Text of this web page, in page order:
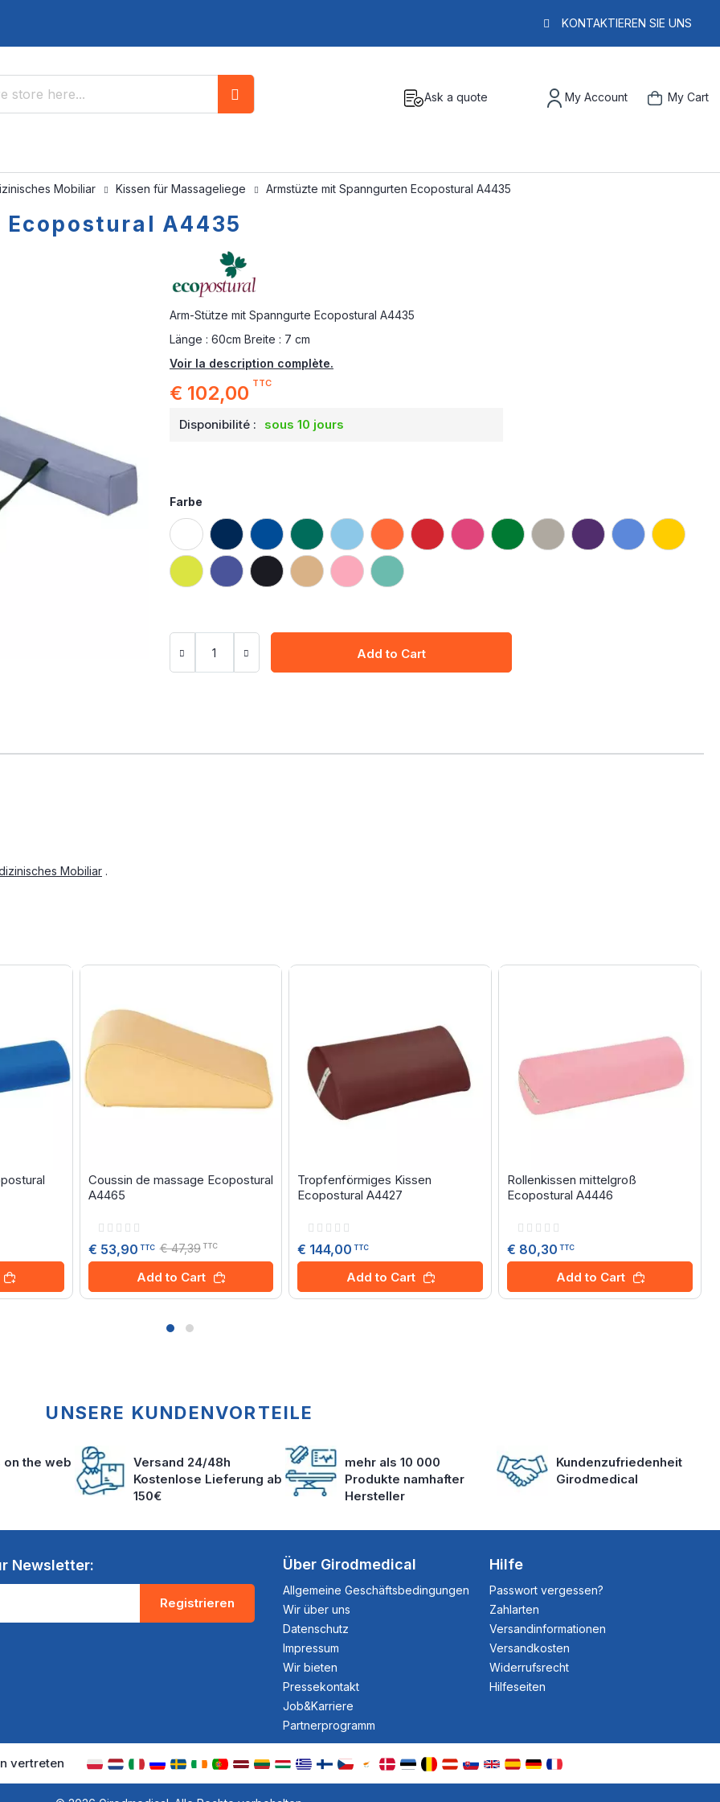
KONTAKTIEREN SIE UNS
Ask a quote My Account My Cart
Mobiliar Kissen für Massageliege Armstüzte mit Spanngurten Ecopostural A4435
A4435
Arm-Stütze mit Spanngurte Ecopostural A4435
Länge : 60cm Breite : 7 cm
Voir la description complète.
€ 102,00 TTC
Disponibilité : sous 10 jours
Farbe
Add to Cart
Mobiliar .
Coussin de massage Ecopostural
A4465
Rating:
€ 53,90 TTC € 47,39 TTC
Add to Cart
Tropfenförmiges Kissen
Ecopostural A4427
Rating:
€ 144,00 TTC
Add to Cart
Rollenkissen mittelgroß
Ecopostural A4446
Rating:
€ 80,30 TTC
Add to Cart
UNSERE KUNDENVORTEILE
the web
Versand 24/48h
Kostenlose Lieferung ab
150€
mehr als 10 000
Produkte namhafter
Hersteller
Kundenzufriedenheit
Girodmedical
Newsletter:
Registrieren
Über Girodmedical
Allgemeine Geschäftsbedingungen
Wir über uns
Datenschutz
Impressum
Wir bieten
Pressekontakt
Job&Karriere
Partnerprogramm
Hilfe
Passwort vergessen?
Zahlarten
Versandinformationen
Versandkosten
Widerrufsrecht
Hilfeseiten
vertreten